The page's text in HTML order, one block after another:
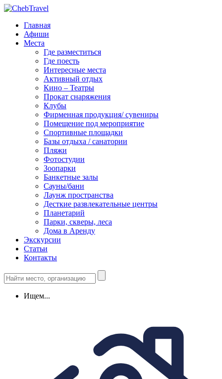
Главная
Афиши
Места
Где разместиться
Где поесть
Интересные места
Активный отдых
Кино – Театры
Прокат снаряжения
Клубы
Фирменная продукция/ сувениры
Помещение под мероприятие
Спортивные площадки
Базы отдыха / санатории
Пляжи
Фотостудии
Зоопарки
Банкетные залы
Сауны/бани
Лаунж пространства
Десткие развлекательные центры
Планетарий
Парки, скверы, леса
Дома в Аренду
Экскурсии
Статьи
Контакты
Ищем...